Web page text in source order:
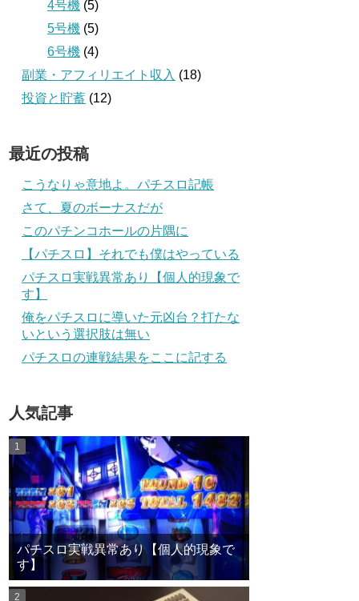
4号機 (5)
5号機 (5)
6号機 (4)
副業・アフィリエイト収入 (18)
投資と貯蓄 (12)
最近の投稿
こうなりゃ意地よ。パチスロ記帳
さて、夏のボーナスだが
このパチンコホールの片隅に
【パチスロ】それでも僕はやっている
パチスロ実戦異常あり【個人的現象で
す】
俺をパチスロに導いた元凶台？打たな
いという選択肢は無い
パチスロの連戦結果をここに記する
人気記事
パチスロ実戦異常あり【個人的現象で
す】